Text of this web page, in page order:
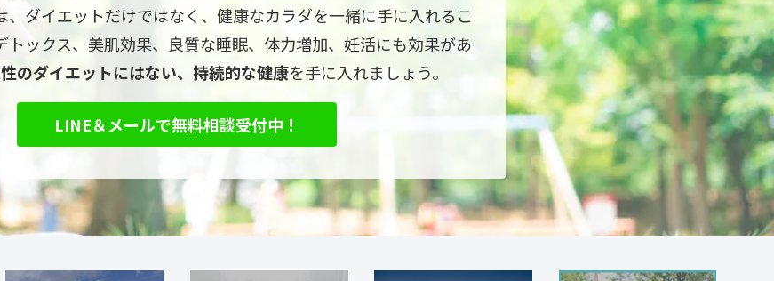
、ダイエットだけではなく、健康なカラダを一緒に手に入れるこ
トックス、美肌効果、良質な睡眠、体力増加、妊活にも効果があ
のダイエットにはない、持続的な健康を手に入れましょう。
LINE＆メールで無料相談受付中！